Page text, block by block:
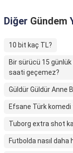
Diğer Gündem
10 bit kaç TL?
Bir sürücü 15
saati geçemez?
Güldür Güldür Anne
Efsane Türk
Tuborg extra shot
Futbolda nasıl daha